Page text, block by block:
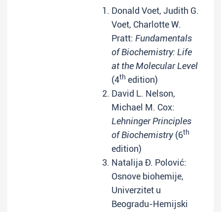
Donald Voet, Judith G.
Voet, Charlotte W.
Pratt: Fundamentals
of Biochemistry: Life
at the Molecular Level
(4th edition)
David L. Nelson,
Michael M. Cox:
Lehninger Principles
of Biochemistry(6th
edition)
Natalija Đ. Polović:
Osnove biohemije,
Univerzitet u
Beogradu-Hemijski